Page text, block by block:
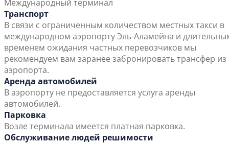
Международный терминал
Транспорт
В связи с ограниченным количеством местных такси в
международном аэропорту Эль-Аламейна и
временем ожидания частных перевозчиков мы
рекомендуем вам заранее забронировать трансфер из
аэропорта.
Аренда автомобилей
В аэропорту не предоставляется услуга аренды
автомобилей.
Парковка
Возле терминала имеется платная парковка.
Обслуживание людей решимости